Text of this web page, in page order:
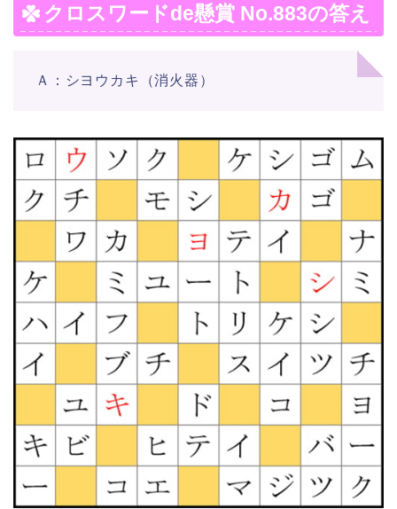
クロスワードde懸賞 No.883の答え
Ａ：シヨウカキ（消火器）